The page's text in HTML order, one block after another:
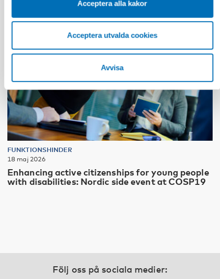
Acceptera alla kakor
Acceptera utvalda cookies
Avvisa
FUNKTIONSHINDER
18 maj 2026
Enhancing active citizenships for young people
with disabilities: Nordic side event at COSP19
Följ oss på sociala medier: